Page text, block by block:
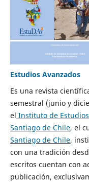
Estudios Avanzados
Es una revista
semestral (junio y
el Instituto de
Santiago de Chile, el
Santiago de Chile,
con una tradición
escritos cuentan con
publicación,